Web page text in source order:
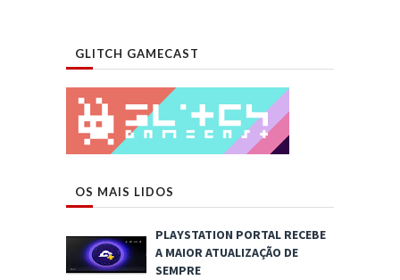
GLITCH GAMECAST
OS MAIS LIDOS
PLAYSTATION PORTAL RECEBE
A MAIOR ATUALIZAÇÃO DE
SEMPRE